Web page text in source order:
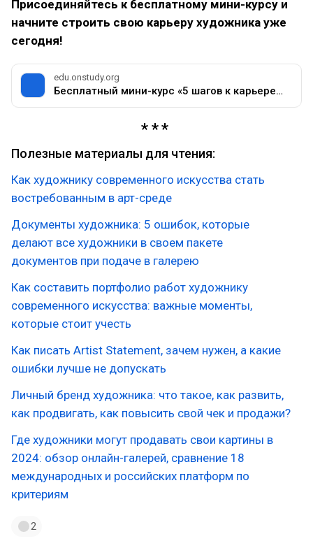
Присоединяйтесь к бесплатному мини-курсу и
начните строить свою карьеру художника уже
сегодня!
edu.onstudy.org
Бесплатный мини-курс «5 шагов к карьере мечты»
Полезные материалы для чтения:
Как художнику современного искусства стать
востребованным в арт-среде
Документы художника: 5 ошибок, которые
делают все художники в своем пакете
документов при подаче в галерею
Как составить портфолио работ художнику
современного искусства: важные моменты,
которые стоит учесть
Как писать Artist Statement, зачем нужен, а какие
ошибки лучше не допускать
Личный бренд художника: что такое, как развить,
как продвигать, как повысить свой чек и продажи?
Где художники могут продавать свои картины в
2024: обзор онлайн-галерей, сравнение 18
международных и российских платформ по
критериям
2